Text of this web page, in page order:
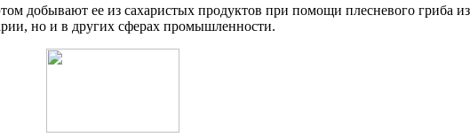
добывают ее из сахаристых продуктов при помощи плесневого гриба
но и в других сферах промышленности.